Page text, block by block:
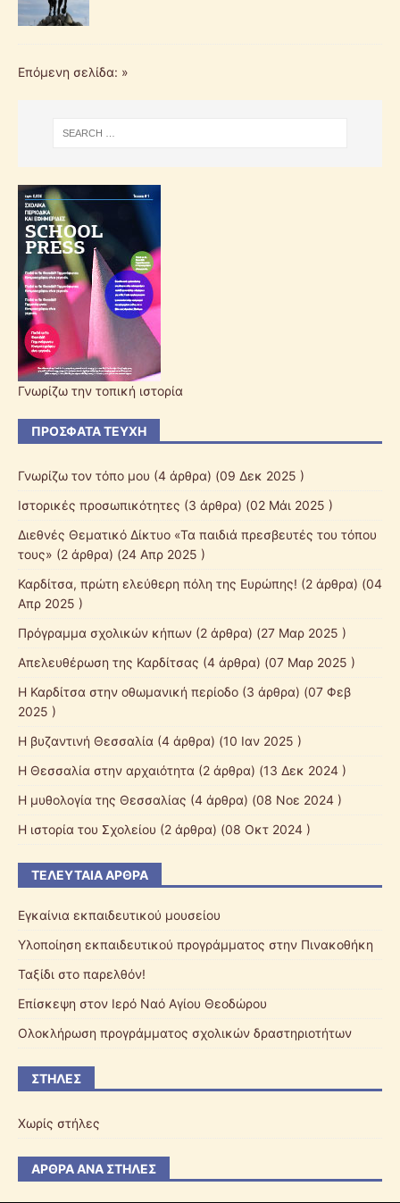
Επόμενη σελίδα: »
Γνωρίζω την τοπική ιστορία
ΠΡΌΣΦΑΤΑ ΤΕΎΧΗ
Γνωρίζω τον τόπο μου (4 άρθρα) (09 Δεκ 2025 )
Ιστορικές προσωπικότητες (3 άρθρα) (02 Μάι 2025 )
Διεθνές Θεματικό Δίκτυο «Τα παιδιά πρεσβευτές του τόπου
τους» (2 άρθρα) (24 Απρ 2025 )
Καρδίτσα, πρώτη ελεύθερη πόλη της Ευρώπης! (2 άρθρα) (04
Απρ 2025 )
Πρόγραμμα σχολικών κήπων (2 άρθρα) (27 Μαρ 2025 )
Απελευθέρωση της Καρδίτσας (4 άρθρα) (07 Μαρ 2025 )
Η Καρδίτσα στην οθωμανική περίοδο (3 άρθρα) (07 Φεβ
2025 )
Η βυζαντινή Θεσσαλία (4 άρθρα) (10 Ιαν 2025 )
Η Θεσσαλία στην αρχαιότητα (2 άρθρα) (13 Δεκ 2024 )
H μυθολογία της Θεσσαλίας (4 άρθρα) (08 Νοε 2024 )
Η ιστορία του Σχολείου (2 άρθρα) (08 Οκτ 2024 )
ΤΕΛΕΥΤΑΊΑ ΆΡΘΡΑ
Εγκαίνια εκπαιδευτικού μουσείου
Υλοποίηση εκπαιδευτικού προγράμματος στην Πινακοθήκη
Ταξίδι στο παρελθόν!
Επίσκεψη στον Ιερό Ναό Αγίου Θεοδώρου
Ολοκλήρωση προγράμματος σχολικών δραστηριοτήτων
ΣΤΉΛΕΣ
Χωρίς στήλες
ΆΡΘΡΑ ΑΝΆ ΣΤΉΛΕΣ